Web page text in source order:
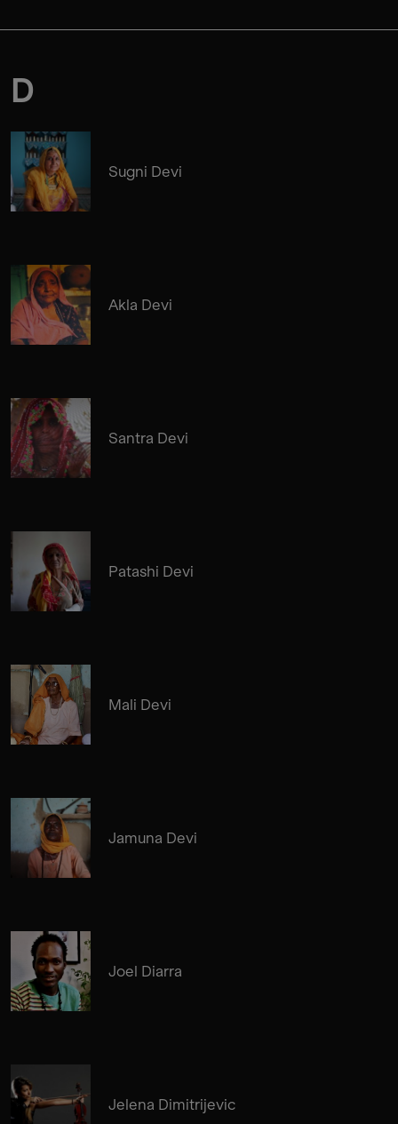
D
Sugni Devi
Akla Devi
Santra Devi
Patashi Devi
Mali Devi
Jamuna Devi
Joel Diarra
Jelena Dimitrijevic